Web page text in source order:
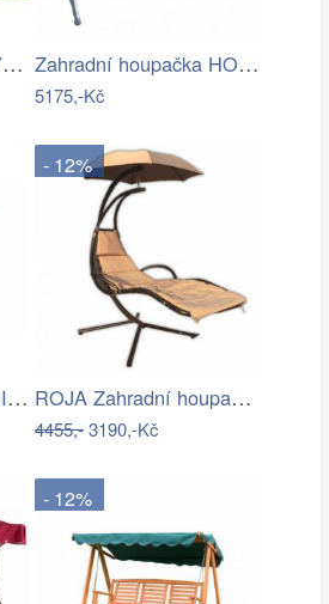
Zahradní houpačka SYLVA Rojaplast Zahradní houpačka HOLLYWOOD ROJAPLAST
5175,-Kč
Zahradní houpačka LUISA ROJAPLAST
- 12%
ROJA Zahradní houpačka ZW 6119 - béžová
4455,-3190,-Kč
- 12%